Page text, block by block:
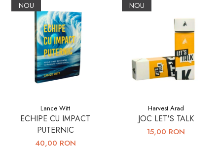
NOU
Lance Witt
ECHIPE CU IMPACT
PUTERNIC
40,00 RON
NOU
Harvest Arad
JOC LET'S TALK
15,00 RON